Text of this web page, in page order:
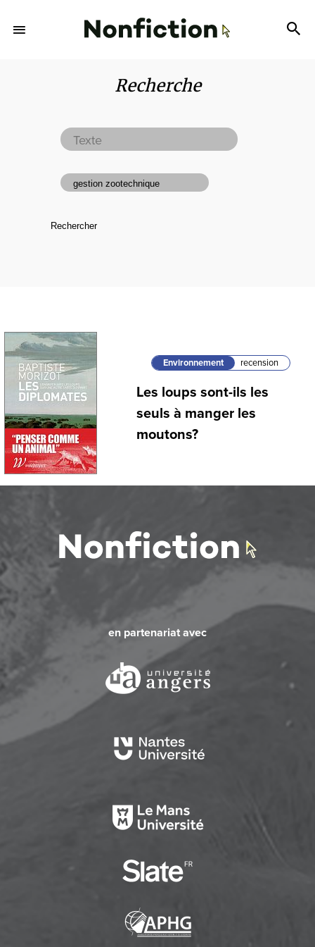
Recherche
Environnement recension
Les loups sont-ils les
seuls à manger les
moutons?
en partenariat avec